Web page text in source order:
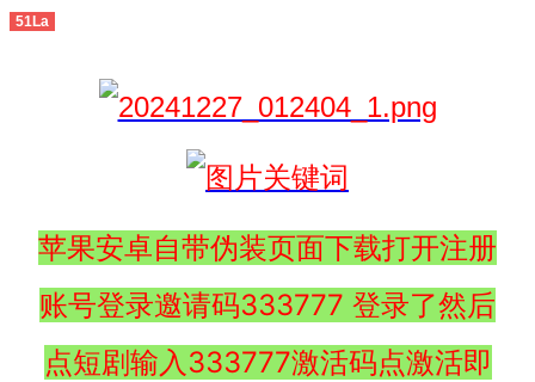
51La
苹果安卓自带伪装页面下载打开注册
账号登录邀请码333777 登录了然后
点短剧输入333777激活码点激活即